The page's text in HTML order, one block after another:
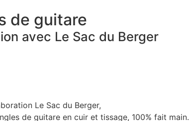
de guitare
avec Le Sac du Berger
Le Sac du Berger,
de guitare en cuir et tissage, 100% fait main.